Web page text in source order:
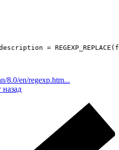
=
8.0/en/regexp.htm...
назад